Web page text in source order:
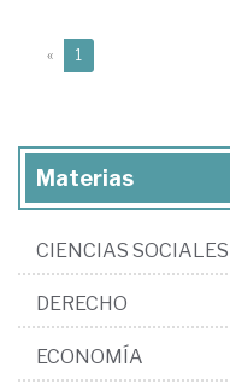
« 1
Materias
CIENCIAS SOCIALES
DERECHO
ECONOMÍA